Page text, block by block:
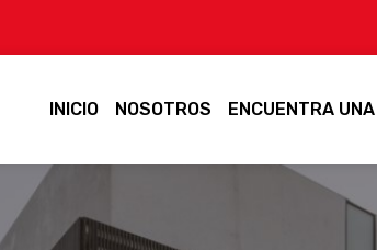
INICIO NOSOTROS ENCUENTRA